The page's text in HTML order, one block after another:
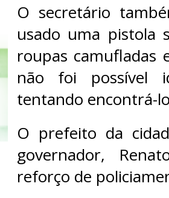
O secretário
usado uma pistola
roupas
não foi possível
tentando encontrá-
O prefeito da
governador,
reforço de